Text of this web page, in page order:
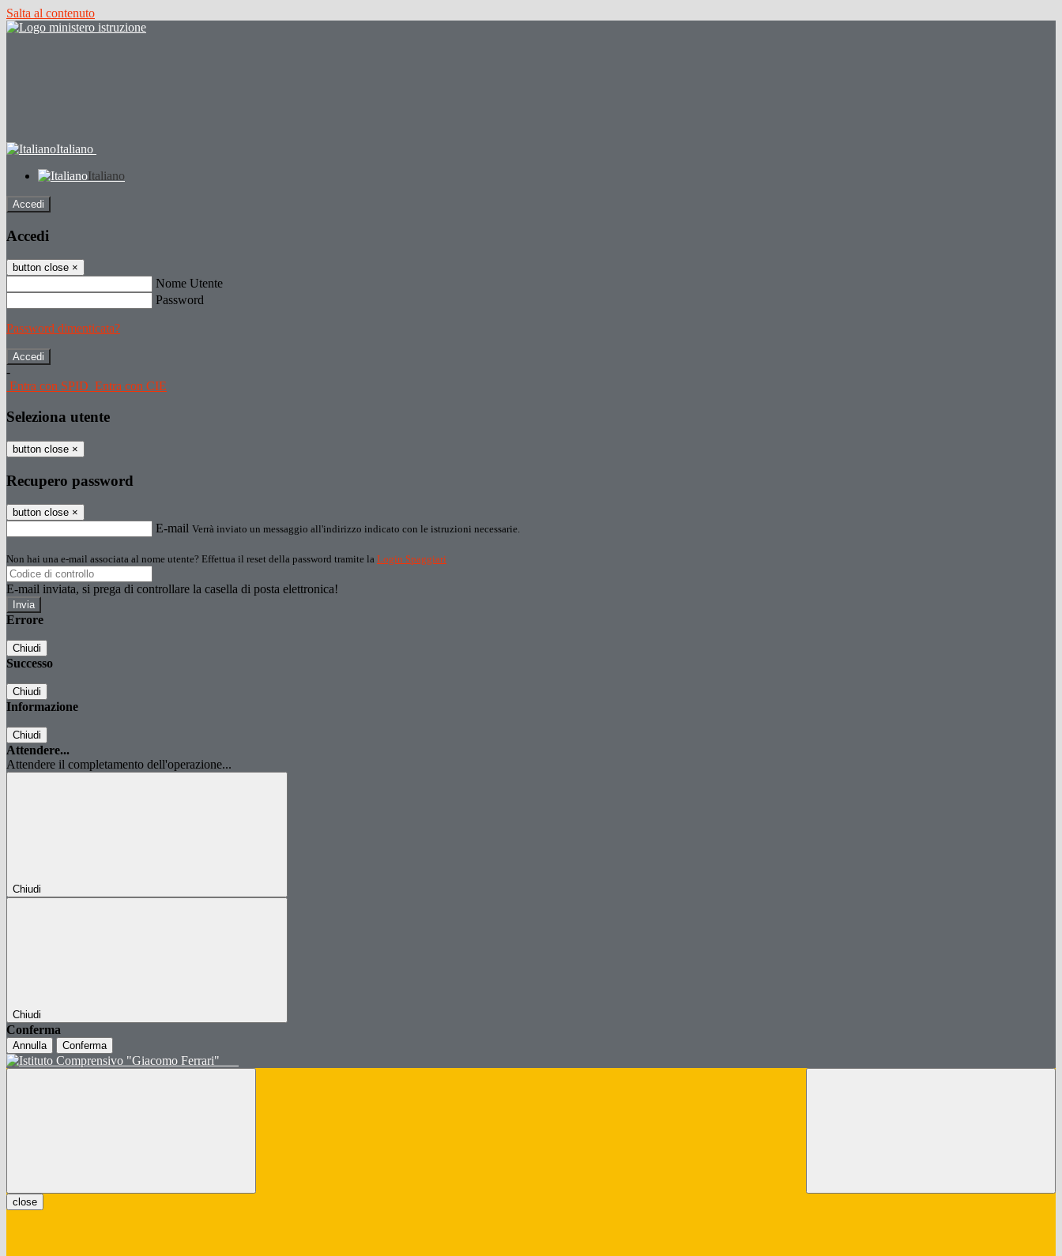
Salta al contenuto
Italiano
Italiano
Accedi
Accedi
button close ×
Nome Utente
Password
Password dimenticata?
-
Entra con SPID Entra con CIE
Seleziona utente
button close ×
Recupero password
button close ×
E-mail Verrà inviato un messaggio all'indirizzo indicato con le istruzioni necessarie.
Non hai una e-mail associata al nome utente? Effettua il reset della password tramite la Login Spaggiari
E-mail inviata, si prega di controllare la casella di posta elettronica!
Errore
Chiudi
Successo
Chiudi
Informazione
Chiudi
Attendere...
Attendere il completamento dell'operazione...
Chiudi
Chiudi
Conferma
Annulla Conferma
close